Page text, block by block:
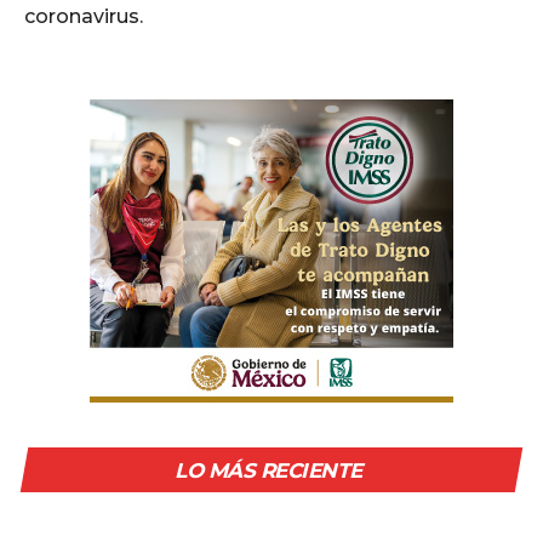
coronavirus.
LO MÁS RECIENTE